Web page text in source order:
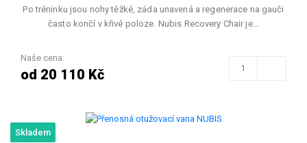
Po tréninku jsou nohy těžké, záda unavená a regenerace na gauči
často končí v křivé poloze. Nubis Recovery Chair je…
Naše cena:
od 20 110 Kč
Skladem